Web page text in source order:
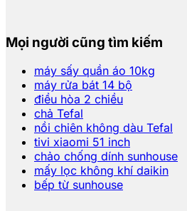
Mọi người cũng tìm kiếm
máy sấy quần áo 10kg
máy rửa bát 14 bộ
điều hòa 2 chiều
chả Tefal
nồi chiên không dàu Tefal
tivi xiaomi 51 inch
chảo chống dính sunhouse
mấy lọc không khí daikin
bếp từ sunhouse